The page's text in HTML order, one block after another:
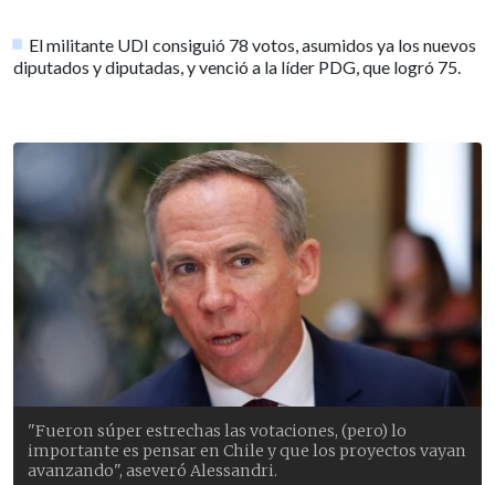
El militante UDI consiguió 78 votos, asumidos ya los nuevos
diputados y diputadas, y venció a la líder PDG, que logró 75.
"Fueron súper estrechas las votaciones, (pero) lo
importante es pensar en Chile y que los proyectos vayan
avanzando", aseveró Alessandri.